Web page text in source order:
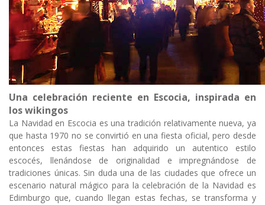
Una celebración reciente en Escocia, inspirada en
los wikingos
La Navidad en Escocia es una tradición relativamente nueva, ya
que hasta 1970 no se convirtió en una fiesta oficial, pero desde
entonces estas fiestas han adquirido un autentico estilo
escocés, llenándose de originalidad e impregnándose de
tradiciones únicas. Sin duda una de las ciudades que ofrece un
escenario natural mágico para la celebración de la Navidad es
Edimburgo que, cuando llegan estas fechas, se transforma y